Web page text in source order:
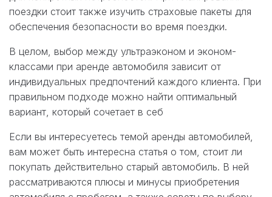
поездки стоит также изучить страховые пакеты для
обеспечения безопасности во время поездки.
В целом, выбор между ультраэконом и эконом-
классами при аренде автомобиля зависит от
индивидуальных предпочтений каждого клиента. При
правильном подходе можно найти оптимальный
вариант, который сочетает в себ
Если вы интересуетесь темой аренды автомобилей,
вам может быть интересна статья о том, стоит ли
покупать действительно старый автомобиль. В ней
рассматриваются плюсы и минусы приобретения